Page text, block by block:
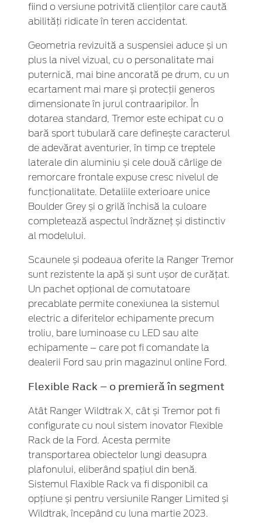
fiind o versiune potrivită clienților care caută
abilități ridicate în teren accidentat.
Geometria revizuită a suspensiei aduce și un
plus la nivel vizual, cu o personalitate mai
puternică, mai bine ancorată pe drum, cu un
ecartament mai mare și protecții generos
dimensionate în jurul contraaripilor. În
dotarea standard, Tremor este echipat cu o
bară sport tubulară care definește caracterul
de adevărat aventurier, în timp ce treptele
laterale din aluminiu și cele două cârlige de
remorcare frontale expuse cresc nivelul de
funcționalitate. Detaliile exterioare unice
Boulder Grey și o grilă închisă la culoare
completează aspectul îndrăzneț și distinctiv
al modelului.
Scaunele și podeaua oferite la Ranger Tremor
sunt rezistente la apă și sunt ușor de curățat.
Un pachet opțional de comutatoare
precablate permite conexiunea la sistemul
electric a diferitelor echipamente precum
troliu, bare luminoase cu LED sau alte
echipamente – care pot fi comandate la
dealerii Ford sau prin magazinul online Ford.
Flexible Rack – o premieră în segment
Atât Ranger Wildtrak X, cât și Tremor pot fi
configurate cu noul sistem inovator Flexible
Rack de la Ford. Acesta permite
transportarea obiectelor lungi deasupra
plafonului, eliberând spațiul din benă.
Sistemul Flaxible Rack va fi disponibil ca
opțiune și pentru versiunile Ranger Limited și
Wildtrak, începând cu luna martie 2023.